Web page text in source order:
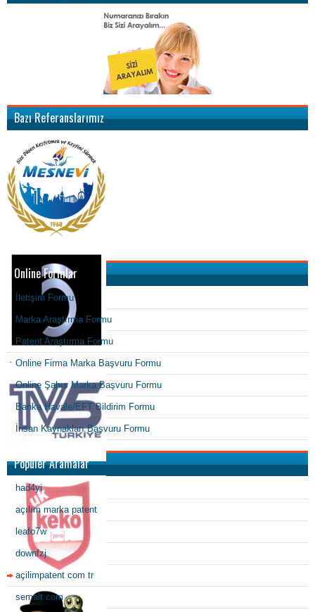
Bazı Referanslarımız
Online Formlar
İletişim Formu
Marka Araştırma Formu
Patent Araştırma Formu
Online Firma Marka Başvuru Formu
Online Şahıs Marka Başvuru Formu
Banka Havale/EFT Bildirim Formu
İnsan Kaynakları Başvuru Formu
Popüler Aramalar
had4yi
açılım marka patent
leafo7w
downfzj
açilimpatent com tr
semalt com